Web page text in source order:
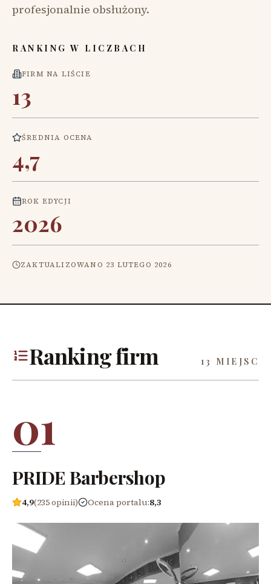
profesjonalnie obsłużony.
RANKING W LICZBACH
FIRM NA LIŚCIE
13
ŚREDNIA OCENA
4,7
ROK EDYCJI
2026
ZAKTUALIZOWANO 23 LUTEGO 2026
Ranking firm 13 MIEJSC
01
PRIDE Barbershop
4,9(235 opinii) Ocena portalu:8,3